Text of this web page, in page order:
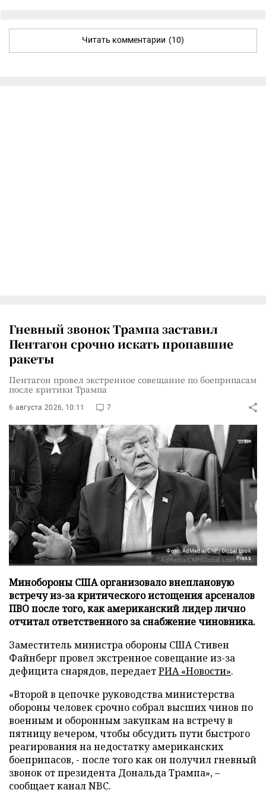
Читать комментарии (10)
Гневный звонок Трампа заставил
Пентагон срочно искать пропавшие
ракеты
Пентагон провел экстренное совещание по боеприпасам
после критики Трампа
6 августа 2026, 10:11 7
Фото: AdMedia/CNP/Global Look
Press
Минобороны США организовало внеплановую
встречу из-за критического истощения арсеналов
ПВО после того, как американский лидер лично
отчитал ответственного за снабжение чиновника.
Заместитель министра обороны США Стивен
Файнберг провел экстренное совещание из-за
дефицита снарядов, передаетРИА «Новости».
«Второй в цепочке руководства министерства
обороны человек срочно собрал высших чинов по
военным и оборонным закупкам на встречу в
пятницу вечером, чтобы обсудить пути быстрого
реагирования на недостатку американских
боеприпасов, - после того как он получил гневный
звонок от президента Дональда Трампа», –
сообщает канал NBC.